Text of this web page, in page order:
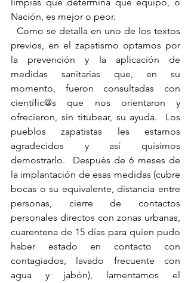
limpias que determina qué equipo, o
Nación, es mejor o peor.
previos, en el zapatismo optamos por
la prevención y la aplicación de
medidas sanitarias que, en su
momento, fueron consultadas con
científic@s que nos orientaron y
ofrecieron, sin titubear, su ayuda.  Los
pueblos zapatistas les estamos
agradecidos y así quisimos
demostrarlo.  Después de 6 meses de
la implantación de esas medidas (cubre
bocas o su equivalente, distancia entre
personas, cierre de contactos
personales directos con zonas urbanas,
cuarentena de 15 días para quien pudo
haber estado en contacto con
contagiados, lavado frecuente con
agua y jabón), lamentamos el